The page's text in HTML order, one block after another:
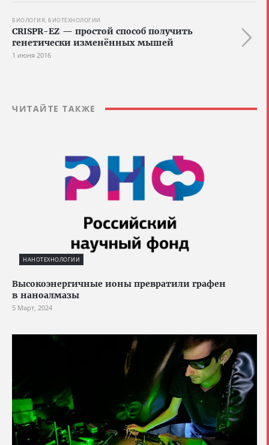
БИОЛОГИЯ, БИОТЕХНОЛОГИИ
CRISPR-EZ — простой способ получить
генетически изменённых мышей
1 июня 2016
ЧИТАЙТЕ ТАКЖЕ
НАНОТЕХНОЛОГИИ
Высокоэнергичные ионы превратили графен
в наноалмазы
5 Март, 2024